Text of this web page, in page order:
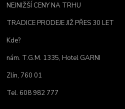
NEJNIŽŠÍ CENY NA TRHU
TRADICE PRODEJE JIŽ PŘES 30 LET
Kde?
nám. T.G.M. 1335, Hotel GARNI
Zlín, 760 01
Tel. 608 982 777